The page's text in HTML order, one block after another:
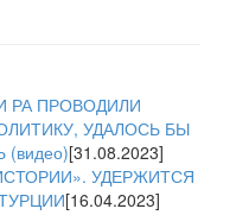
РА ПРОВОДИЛИ
УДАЛОСЬ БЫ
[31.08.2023]
УДЕРЖИТСЯ
[16.04.2023]